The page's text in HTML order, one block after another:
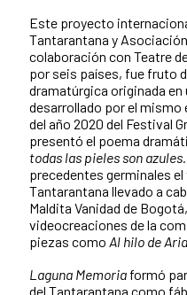
Este proyecto
Tantarantana y
colaboración con Teatre
por seis países, fue fruto
dramatúrgica originada
desarrollado por el
del año 2020 del Festival
presentó el poema
todas las pieles son azules.
precedentes germinales
Tantarantana llevado a
Maldita Vanidad de Bogotá,
videocreaciones de la
piezas como Al hilo de
Laguna Memoria formó
del Tantarantana como